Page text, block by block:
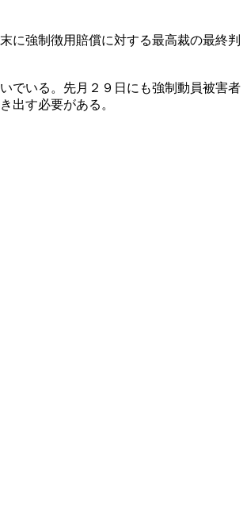
に強制徴用賠償に対する最高裁の最終判
でいる。先月２９日にも強制動員被害者
出す必要がある。